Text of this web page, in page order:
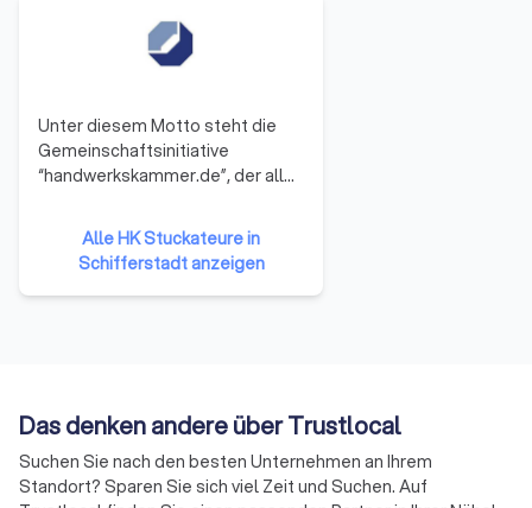
Unter diesem Motto steht die
Gemeinschaftsinitiative
“handwerkskammer.de”, der alle
angehören. Sie repräsentieren
damit das gesamte Handwerk in
der Bundesrepublik Deutschland.
Die Mitglieder haben sich darauf
der Handwerkskammern
effizienter und effektiver
werden.
Alle HK Stuckateure in
Schifferstadt anzeigen
Das denken andere über Trustlocal
Suchen Sie nach den besten Unternehmen an Ihrem
Standort? Sparen Sie sich viel Zeit und Suchen. Auf